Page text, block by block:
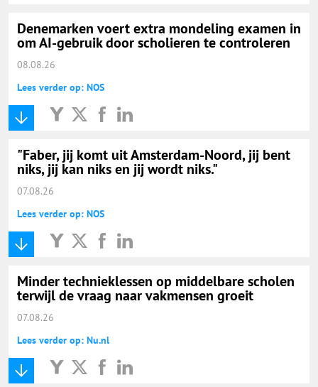
Yurls.net
Vacaturewijzer Basisonderwijs
Denemarken voert extra mondeling examen in
om AI-gebruik door scholieren te controleren
08.08.26
Lees verder op: NOS
"Faber, jij komt uit Amsterdam-Noord, jij bent
niks, jij kan niks en jij wordt niks."
07.08.26
Lees verder op: NOS
Minder technieklessen op middelbare scholen
terwijl de vraag naar vakmensen groeit
07.08.26
Lees verder op: Nu.nl